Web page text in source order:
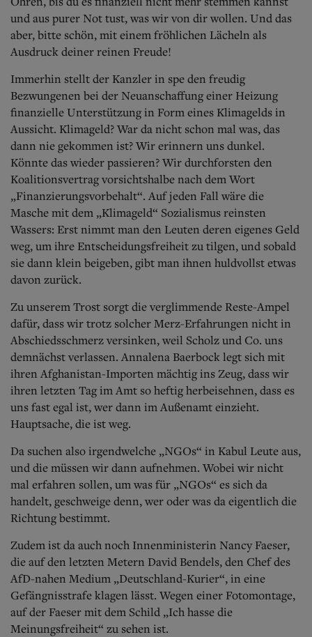
und aus purer Not tust, was wir von dir wollen. Und das
aber, bitte schön, mit einem fröhlichen Lächeln als
Ausdruck deiner reinen Freude!
Immerhin stellt der Kanzler in spe den freudig
Bezwungenen bei der Neuanschaffung einer Heizung
finanzielle Unterstützung in Form eines Klimagelds in
Aussicht. Klimageld? War da nicht schon mal was, das
dann nie gekommen ist? Wir erinnern uns dunkel.
Könnte das wieder passieren? Wir durchforsten den
Koalitionsvertrag vorsichtshalbe nach dem Wort
„Finanzierungsvorbehalt“. Auf jeden Fall wäre die
Masche mit dem „Klimageld“ Sozialismus reinsten
Wassers: Erst nimmt man den Leuten deren eigenes Geld
weg, um ihre Entscheidungsfreiheit zu tilgen, und sobald
sie dann klein beigeben, gibt man ihnen huldvollst etwas
davon zurück.
Zu unserem Trost sorgt die verglimmende Reste-Ampel
dafür, dass wir trotz solcher Merz-Erfahrungen nicht in
Abschiedsschmerz versinken, weil Scholz und Co. uns
demnächst verlassen. Annalena Baerbock legt sich mit
ihren Afghanistan-Importen mächtig ins Zeug, dass wir
ihren letzten Tag im Amt so heftig herbeisehnen, dass es
uns fast egal ist, wer dann im Außenamt einzieht.
Hauptsache, die ist weg.
Da suchen also irgendwelche „NGOs“ in Kabul Leute aus,
und die müssen wir dann aufnehmen. Wobei wir nicht
mal erfahren sollen, um was für „NGOs“ es sich da
handelt, geschweige denn, wer oder was da eigentlich die
Richtung bestimmt.
Zudem ist da auch noch Innenministerin Nancy Faeser,
die auf den letzten Metern David Bendels, den Chef des
AfD-nahen Medium „Deutschland-Kurier“, in eine
Gefängnisstrafe klagen lässt. Wegen einer Fotomontage,
auf der Faeser mit dem Schild „Ich hasse die
Meinungsfreiheit“ zu sehen ist.